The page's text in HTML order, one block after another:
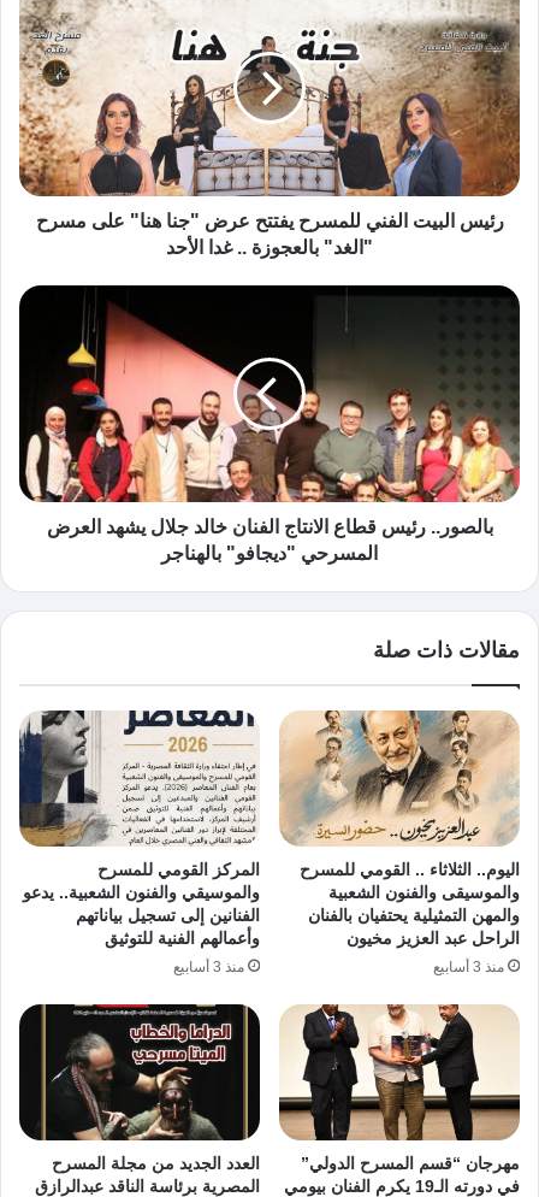
رئيس البيت الفني للمسرح يفتتح عرض "جنا هنا" على مسرح
"الغد" بالعجوزة .. غدا الأحد
بالصور.. رئيس قطاع الانتاج الفنان خالد جلال يشهد العرض
المسرحي "ديجافو" بالهناجر
مقالات ذات صلة
اليوم.. الثلاثاء .. القومي للمسرح
والموسيقى والفنون الشعبية
والمهن التمثيلية يحتفيان بالفنان
الراحل عبد العزيز مخيون
منذ 3 أسابيع
المركز القومي للمسرح
والموسيقي والفنون الشعبية.. يدعو
الفنانين إلى تسجيل بياناتهم
وأعمالهم الفنية للتوثيق
منذ 3 أسابيع
مهرجان “قسم المسرح الدولي”
في دورته الـ19 يكرم الفنان بيومي
العدد الجديد من مجلة المسرح
المصرية برئاسة الناقد عبدالرازق